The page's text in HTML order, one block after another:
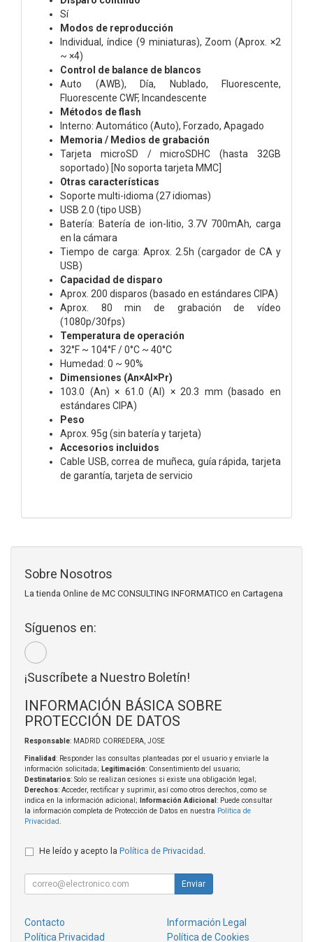
Sí
Modos de reproducción
Individual, índice (9 miniaturas), Zoom (Aprox. ×2
~ ×4)
Control de balance de blancos
Auto (AWB), Día, Nublado, Fluorescente,
Fluorescente CWF, Incandescente
Métodos de flash
Interno: Automático (Auto), Forzado, Apagado
Memoria / Medios de grabación
Tarjeta microSD / microSDHC (hasta 32GB
soportado) [No soporta tarjeta MMC]
Otras características
Soporte multi-idioma (27 idiomas)
USB 2.0 (tipo USB)
Batería: Batería de ion-litio, 3.7V 700mAh, carga
en la cámara
Tiempo de carga: Aprox. 2.5h (cargador de CA y
USB)
Capacidad de disparo
Aprox. 200 disparos (basado en estándares CIPA)
Aprox. 80 min de grabación de vídeo
(1080p/30fps)
Temperatura de operación
32°F ~ 104°F / 0°C ~ 40°C
Humedad: 0 ~ 90%
Dimensiones (An×Al×Pr)
103.0 (An) × 61.0 (Al) × 20.3 mm (basado en
estándares CIPA)
Peso
Aprox. 95g (sin batería y tarjeta)
Accesorios incluidos
Cable USB, correa de muñeca, guía rápida, tarjeta
de garantía, tarjeta de servicio
Sobre Nosotros
La tienda Online de MC CONSULTING INFORMATICO en Cartagena
Síguenos en:
¡Suscríbete a Nuestro Boletín!
INFORMACIÓN BÁSICA SOBRE
PROTECCIÓN DE DATOS
Responsable: MADRID CORREDERA, JOSE
Finalidad: Responder las consultas planteadas por el usuario y enviarle la
información solicitada; Legitimación: Consentimiento del usuario;
Destinatarios: Solo se realizan cesiones si existe una obligación legal;
Derechos: Acceder, rectificar y suprimir, así como otros derechos, como se
indica en la información adicional;
Información Adicional : Puede consultar
la información completa de Protección de Datos en nuestra Política de
Privacidad
He leído y acepto la Política de Privacidad
Enviar
Contacto
Información Legal
Política Privacidad
Política de Cookies